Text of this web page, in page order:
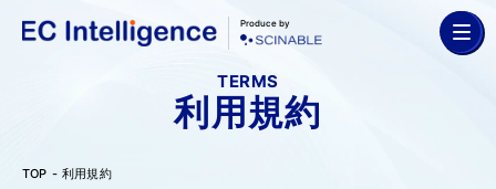
Produce by
TERMS
利用規約
TOP 利用規約